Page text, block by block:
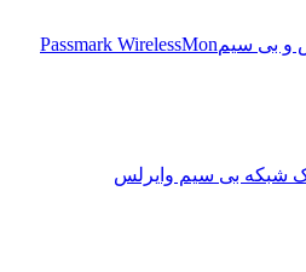
سیمPassmark WirelessMon
بی سیم وایرلس